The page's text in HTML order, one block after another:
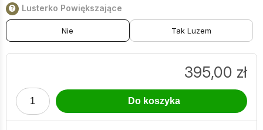
Lusterko Powiększające
Nie Tak Luzem
395,00 zł
ilość
Lustro
półokrągłe
Do koszyka